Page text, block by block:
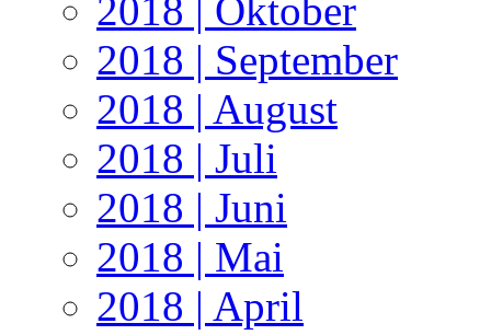
2018 | Oktober
2018 | September
2018 | August
2018 | Juli
2018 | Juni
2018 | Mai
2018 | April